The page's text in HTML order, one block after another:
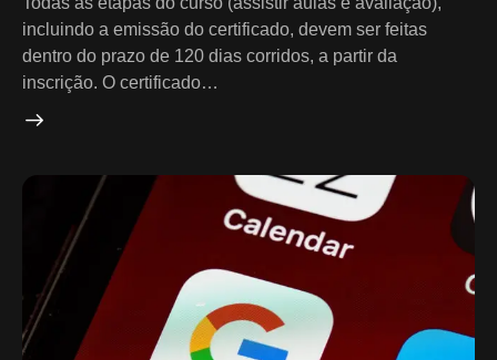
incluindo a emissão do certificado, devem ser feitas
dentro do prazo de 120 dias corridos, a partir da
inscrição. O certificado…